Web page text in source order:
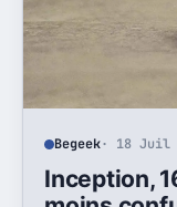
Begeek· 18 Juil
Inception,